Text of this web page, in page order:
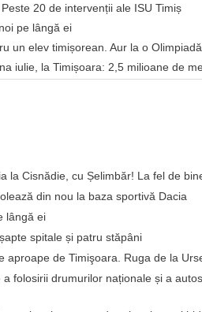
20 de intervenții ale ISU Timiș
pe lângă ei
un elev timișorean. Aur la o Olimpiadă
iulie, la Timișoara: 2,5 milioane de
la Cisnădie, cu Șelimbăr! La fel de
din nou la baza sportivă Dacia
lângă ei
spitale și patru stăpâni
aproape de Timişoara. Ruga de la
folosirii drumurilor naționale și a